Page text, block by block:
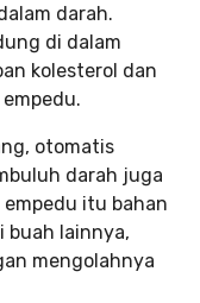
darah.
di dalam
kolesterol dan
otomatis
darah juga
itu bahan
buah lainnya,
mengolahnya